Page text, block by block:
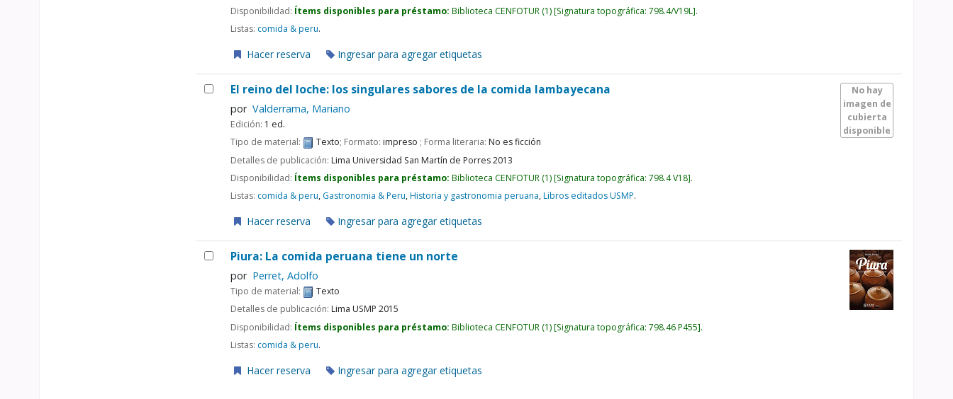
Disponibilidad: Ítems disponibles para préstamo:Biblioteca CENFOTUR (1) Signatura topográfica:798.4/V19L .
Listas: comida & peru.
Hacer reserva Ingresar para agregar etiquetas
No hay
imagen de
cubierta
disponible
El reino del loche: los singulares sabores de la comida lambayecana
por Valderrama, Mariano
Edición: 1 ed.
Tipo de material:
Texto; Formato:impreso ; Forma literaria:No es ficción
Detalles de publicación:Lima Universidad San Martín de Porres2013
Disponibilidad: Ítems disponibles para préstamo:Biblioteca CENFOTUR (1) Signatura topográfica:798.4 V18 .
Listas: comida & peru, Gastronomia & Peru,Historia y gastronomia peruana,Libros editados USMP.
Hacer reserva Ingresar para agregar etiquetas
Piura: La comida peruana tiene un norte
por Perret, Adolfo
Tipo de material:
Texto
Detalles de publicación:Lima USMP 2015
Disponibilidad: Ítems disponibles para préstamo:Biblioteca CENFOTUR (1) Signatura topográfica:798.46 P455 .
Listas: comida & peru.
Hacer reserva Ingresar para agregar etiquetas